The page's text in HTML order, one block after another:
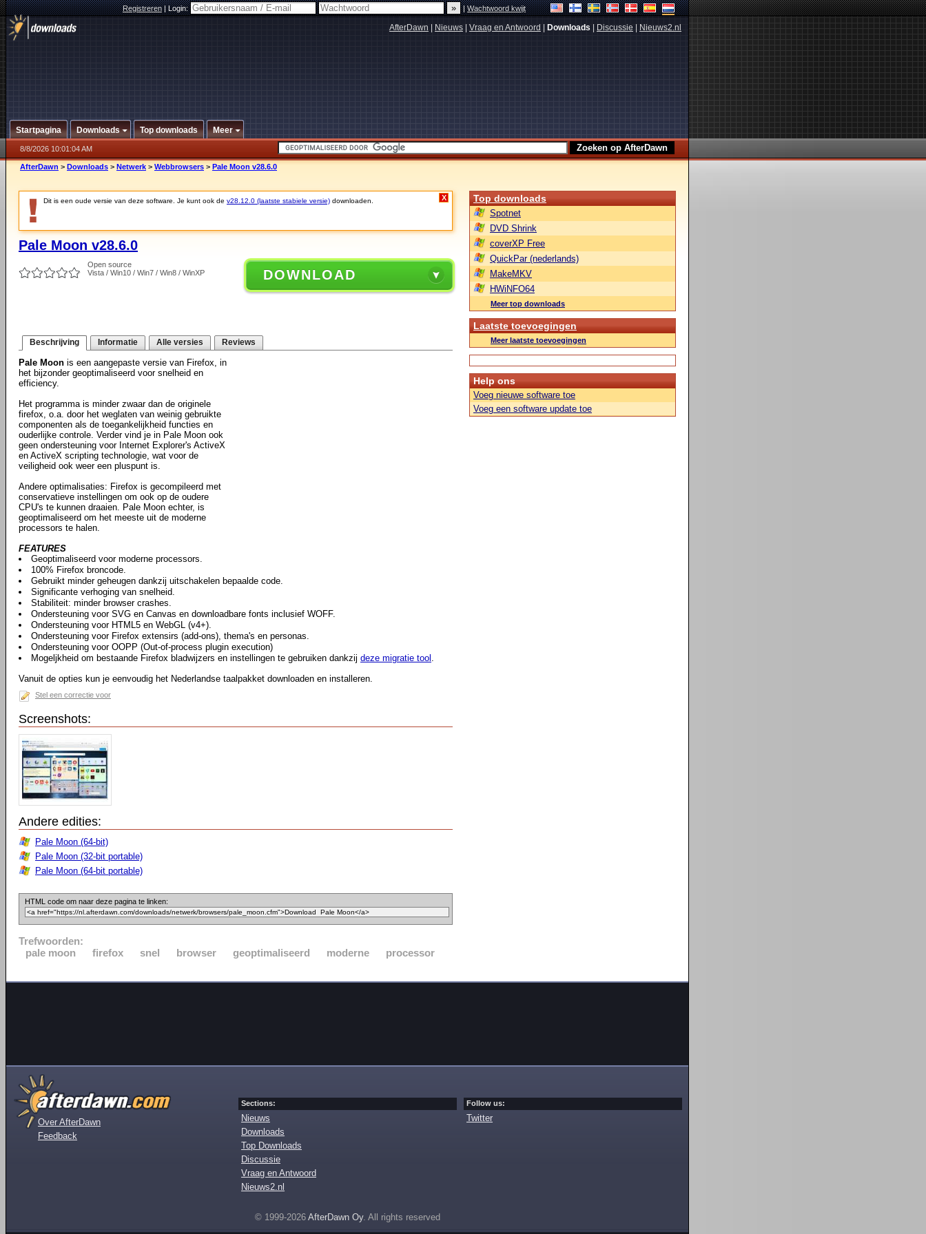
Registreren|Login: |Wachtwoord kwijt
AfterDawn Nieuws Vraag en Antwoord Downloads Discussie Nieuws2.nl
Startpagina Downloads Top downloads Meer
8/8/2026 10:01:04 AM
AfterDawn > Downloads > Netwerk > Webbrowsers > Pale Moon v28.6.0
Dit is een oude versie van deze software. Je kunt ook de v28.12.0 (laatste stabiele versie) downloaden. X
Pale Moon v28.6.0
Open source
Vista / Win10 / Win7 / Win8 / WinXP
DOWNLOAD
Beschrijving Informatie Alle versies Reviews
Pale Moon is een aangepaste versie van Firefox, in
het bijzonder geoptimaliseerd voor snelheid en
efficiency.
Het programma is minder zwaar dan de originele
firefox, o.a. door het weglaten van weinig gebruikte
componenten als de toegankelijkheid functies en
ouderlijke controle. Verder vind je in Pale Moon ook
geen ondersteuning voor Internet Explorer's ActiveX
en ActiveX scripting technologie, wat voor de
veiligheid ook weer een pluspunt is.
Andere optimalisaties: Firefox is gecompileerd met
conservatieve instellingen om ook op de oudere
CPU's te kunnen draaien. Pale Moon echter, is
geoptimaliseerd om het meeste uit de moderne
processors te halen.
FEATURES
Geoptimaliseerd voor moderne processors.
100% Firefox broncode.
Gebruikt minder geheugen dankzij uitschakelen bepaalde code.
Significante verhoging van snelheid.
Stabiliteit: minder browser crashes.
Ondersteuning voor SVG en Canvas en downloadbare fonts inclusief WOFF.
Ondersteuning voor HTML5 en WebGL (v4+).
Ondersteuning voor Firefox extensirs (add-ons), thema's en personas.
Ondersteuning voor OOPP (Out-of-process plugin execution)
Mogeljkheid om bestaande Firefox bladwijzers en instellingen te gebruiken dankzij deze migratie tool .
Vanuit de opties kun je eenvoudig het Nederlandse taalpakket downloaden en installeren.
Stel een correctie voor
Screenshots:
Andere edities:
Pale Moon (64-bit)
Pale Moon (32-bit portable)
Pale Moon (64-bit portable)
HTML code om naar deze pagina te linken:
Trefwoorden:
pale moon
firefox snel browser geoptimaliseerd moderne processor
Top downloads
Spotnet
DVD Shrink
coverXP Free
QuickPar (nederlands)
MakeMKV
HWiNFO64
Meer top downloads
Laatste toevoegingen
Meer laatste toevoegingen
Help ons
Voeg nieuwe software toe
Voeg een software update toe
Over AfterDawn
Feedback
Sections:
Nieuws
Downloads
Top Downloads
Discussie
Vraag en Antwoord
Nieuws2.nl
Follow us:
Twitter
© 1999-2026 AfterDawn Oy. All rights reserved